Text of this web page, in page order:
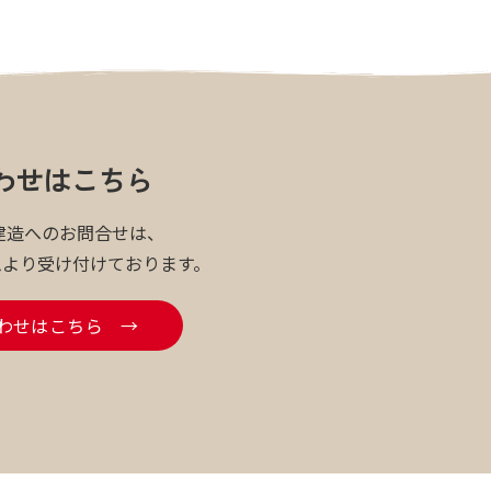
せはこちら
へのお問合せは、
り受け付けております。
せはこちら →